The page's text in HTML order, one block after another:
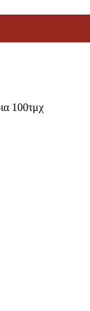
100τμχ